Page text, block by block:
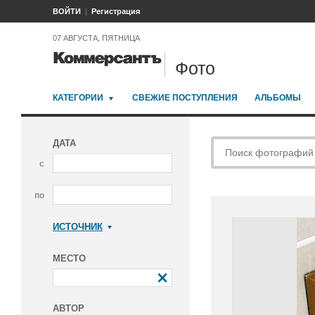
ВОЙТИ Регистрация
07 АВГУСТА, ПЯТНИЦА
Фото
КАТЕГОРИИ СВЕЖИЕ ПОСТУПЛЕНИЯ АЛЬБОМЫ
ДАТА
с
по
ИСТОЧНИК
МЕСТО
АВТОР